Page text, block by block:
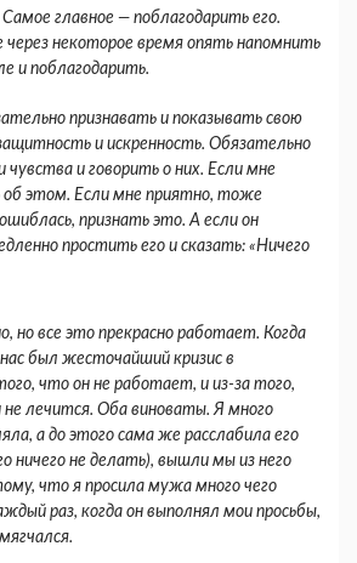
главное — поблагода­рить его.
через некоторое время опять напомнить
и поблагода­рить.
признавать и пока­зывать свою
и искрен­ность. Обязательно
чувства и говорить о них. Если мне
об этом. Если мне приятно, тоже
признать это. А если он
простить его и сказать: «Ничего
но все это прекрасно ра­ботает. Когда
был жесто­чайший кризис в
что он не работает, и из-за того,
лечится. Оба виноваты. Я много
а до этого сама же расслабила его
ничего не делать), вышли мы из него
что я просила мужа много чего
раз, когда он вы­полнял мои просьбы,